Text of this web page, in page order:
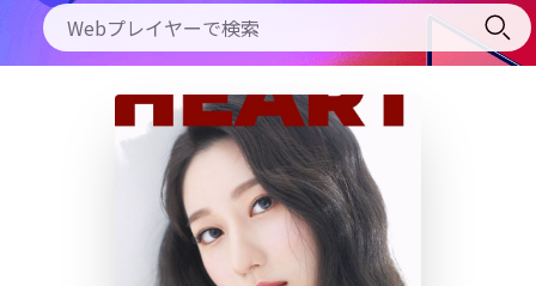
使い方
初回30日間無料お試し
ご契約内容の確認・変更